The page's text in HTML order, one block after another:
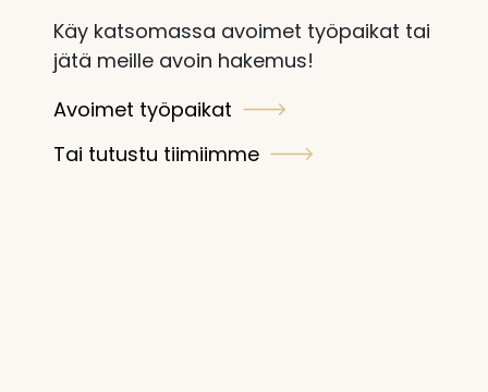
Käy katsomassa avoimet työpaikat tai
jätä meille avoin hakemus!
Avoimet työpaikat
Tai tutustu tiimiimme